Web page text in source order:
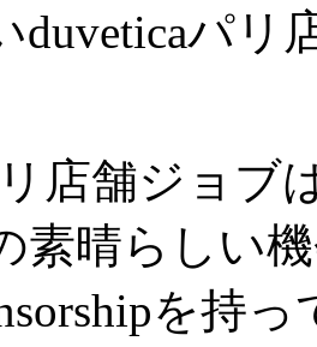
duveticaパ
店舗ジョブ
素晴らしい
を持